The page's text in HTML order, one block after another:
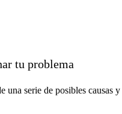
tu problema
una serie de posibles causas